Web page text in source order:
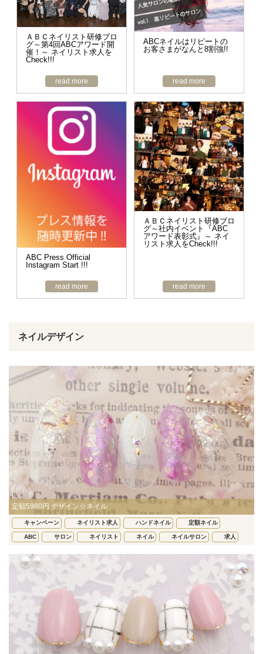
ＡＢＣネイリスト研修ブロ
グ～第4回ABCアワード開
催！～ ネイリスト求人を
Check!!!
read more
ABCネイルはリピートの
お客さまがなんと8割強!!
read more
ABC Press Official
Instagram Start !!!
read more
ＡＢＣネイリスト研修ブロ
グ～社内イベント『ABC
アワード表彰式』～ ネイ
リスト求人をCheck!!!
read more
ネイルデザイン
定額5980円 デザイン☆ネイル
キャンペーン ネイリスト求人 ハンドネイル 定額ネイル
ABC サロン ネイリスト ネイル ネイルサロン 求人